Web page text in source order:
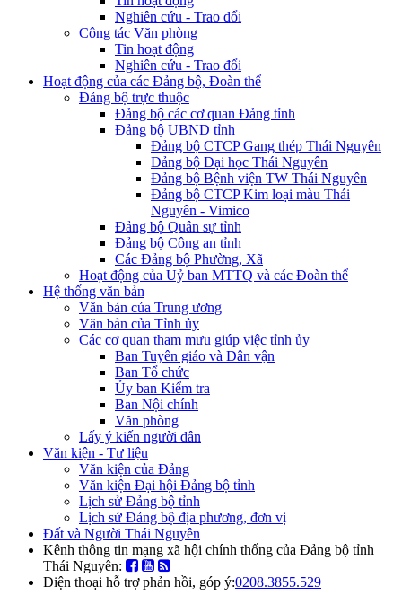
Nghiên cứu - Trao đổi
Công tác Văn phòng
Tin hoạt động
Nghiên cứu - Trao đổi
Hoạt động của các Đảng bộ, Đoàn thể
Đảng bộ trực thuộc
Đảng bộ các cơ quan Đảng tỉnh
Đảng bộ UBND tỉnh
Đảng bộ CTCP Gang thép Thái Nguyên
Đảng bộ Đại học Thái Nguyên
Đảng bộ Bệnh viện TW Thái Nguyên
Đảng bộ CTCP Kim loại màu Thái
Nguyên - Vimico
Đảng bộ Quân sự tỉnh
Đảng bộ Công an tỉnh
Các Đảng bộ Phường, Xã
Hoạt động của Uỷ ban MTTQ và các Đoàn thể
Hệ thống văn bản
Văn bản của Trung ương
Văn bản của Tỉnh ủy
Các cơ quan tham mưu giúp việc tỉnh ủy
Ban Tuyên giáo và Dân vận
Ban Tổ chức
Ủy ban Kiểm tra
Ban Nội chính
Văn phòng
Lấy ý kiến người dân
Văn kiện - Tư liệu
Văn kiện của Đảng
Văn kiện Đại hội Đảng bộ tỉnh
Lịch sử Đảng bộ tỉnh
Lịch sử Đảng bộ địa phương, đơn vị
Đất và Người Thái Nguyên
Kênh thông tin mạng xã hội chính thống của Đảng bộ tỉnh
Thái Nguyên:
Điện thoại hỗ trợ phản hồi, góp ý:0208.3855.529